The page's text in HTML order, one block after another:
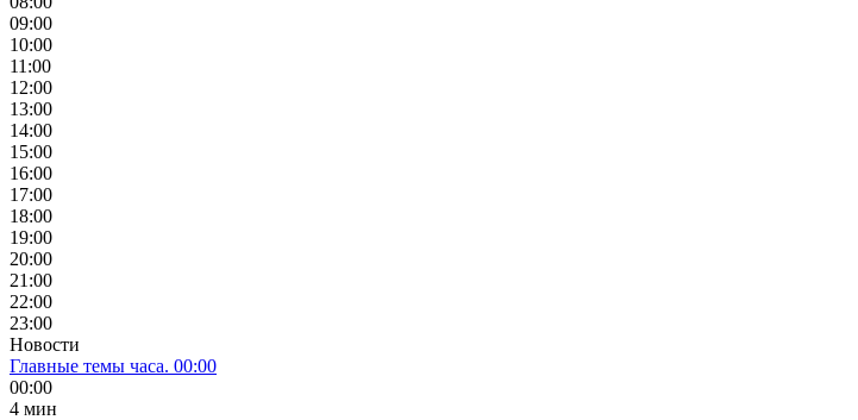
09:00
10:00
11:00
12:00
13:00
14:00
15:00
16:00
17:00
18:00
19:00
20:00
21:00
22:00
23:00
Новости
Главные темы часа. 00:00
00:00
4 мин